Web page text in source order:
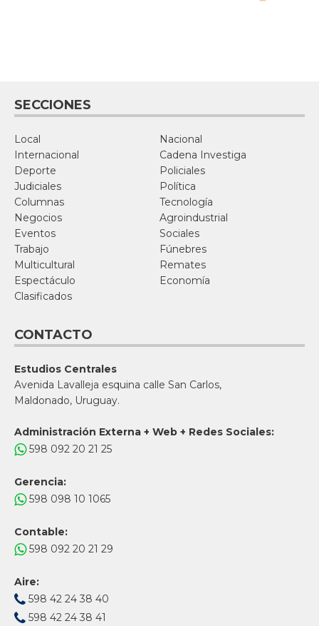
SECCIONES
Local
Nacional
Internacional
Cadena Investiga
Deporte
Policiales
Judiciales
Política
Columnas
Tecnología
Negocios
Agroindustrial
Eventos
Sociales
Trabajo
Fúnebres
Multicultural
Remates
Espectáculo
Economía
Clasificados
CONTACTO
Estudios Centrales
Avenida Lavalleja esquina calle San Carlos,
Maldonado, Uruguay.
Administración Externa + Web + Redes Sociales:
598 092 20 21 25
Gerencia:
598 098 10 1065
Contable:
598 092 20 21 29
Aire:
598 42 24 38 40
598 42 24 38 41